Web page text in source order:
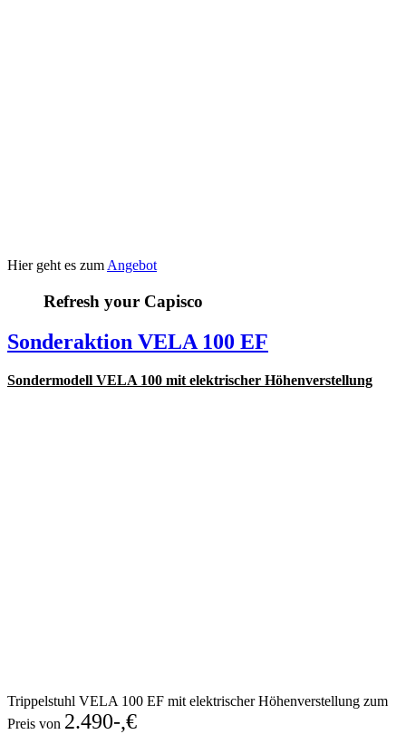
Hier geht es zum Angebot
Refresh your Capisco
Sonderaktion VELA 100 EF
Sondermodell VELA 100 mit elektrischer Höhenverstellung
Trippelstuhl VELA 100 EF mit elektrischer Höhenverstellung zum
Preis von 2.490-,€